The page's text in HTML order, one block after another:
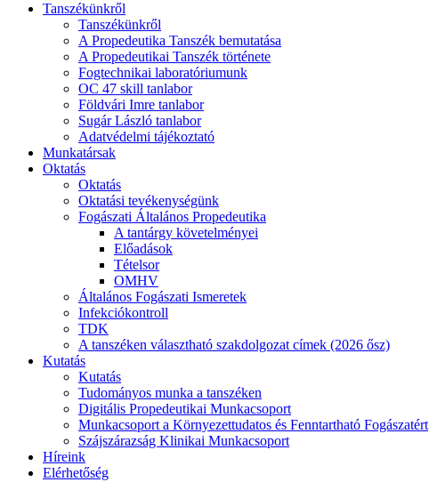
Tanszékünkről
Tanszékünkről
A Propedeutika Tanszék bemutatása
A Propedeutikai Tanszék története
Fogtechnikai laboratóriumunk
OC 47 skill tanlabor
Földvári Imre tanlabor
Sugár László tanlabor
Adatvédelmi tájékoztató
Munkatársak
Oktatás
Oktatás
Oktatási tevékenységünk
Fogászati Általános Propedeutika
A tantárgy követelményei
Előadások
Tételsor
OMHV
Általános Fogászati Ismeretek
Infekciókontroll
TDK
A tanszéken választható szakdolgozat címek (2026 ősz)
Kutatás
Kutatás
Tudományos munka a tanszéken
Digitális Propedeutikai Munkacsoport
Munkacsoport a Környezettudatos és Fenntartható Fogászatért
Szájszárazság Klinikai Munkacsoport
Híreink
Elérhetőség